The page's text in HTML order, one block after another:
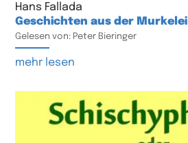
Hans Fallada
Geschichten aus der Murkelei
Gelesen von: Peter Bieringer
mehr lesen